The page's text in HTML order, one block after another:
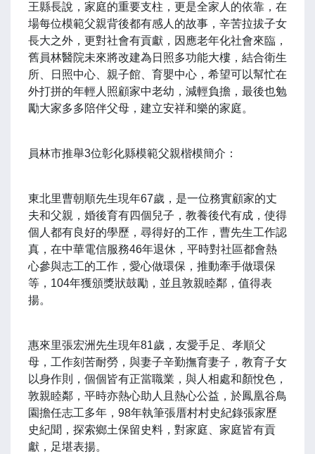
王縣長說，家庭的重要支柱，更是全家人的依靠，在
場每位模範父親背後都有感人的故事，辛苦拉拔子女
長大之外，更對社會有貢獻，因應老年化社會來臨，
舊員林醫院未來將改建為日照多功能大樓，結合衛生
所、日照中心、親子館、育嬰中心，希望可以幫忙在
外打拼的年輕人照顧家中老幼，減輕負擔，最後也勉
勵大家多多陪伴父母，建立安祥和樂的家庭。
員林市推舉3位彰化縣模範父親楷模簡介：
東北里曹朝順先生現年67歲，是一位務實顧家的丈
夫和父親，婚後育有四個兒子，教養後代有成，使得
個人都有良好的學歷，尋得好的工作，曹先生工作認
真，在中華電信服務46年退休，平時對社區都會熱
心參與志工的工作，愛心做環保，推動牽手做環保
等，104年獲頒獎狀鼓勵，並且敦親睦鄰，值得表
揚。
惠來里張宏洲先生現年81歲，友愛手足、孝順父
母，工作刻苦耐勞，與妻子辛勤撫育妻子，教育子女
以身作則，個個皆有正當職業，與人相處和顏悅色，
敦親睦鄰，平時亦熱心助人且熱心公益，於鳳凰谷鳥
園擔任志工多年，98年執筆張厝村村史紀錄張家歷
史紀聞，探索鄉土保留史料，對家庭、家庭皆有貢
獻，足堪表揚。